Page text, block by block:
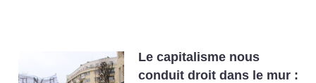
Le capitalisme nous
conduit droit dans le mur :